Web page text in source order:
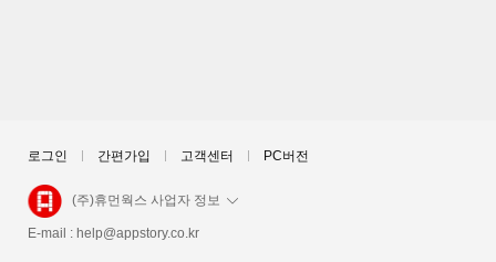
로그인 간편가입 고객센터 PC버전
(주)휴먼웍스 사업자 정보
E-mail : help@appstory.co.kr